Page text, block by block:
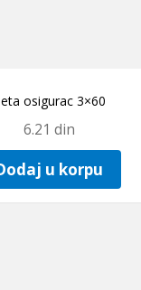
osigurac 3×60
6.21 din
u korpu